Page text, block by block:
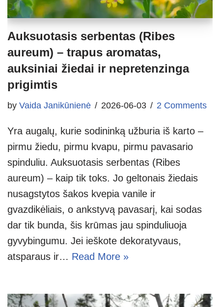
Auksuotasis serbentas (Ribes
aureum) – trapus aromatas,
auksiniai žiedai ir nepretenzinga
prigimtis
by Vaida Janikūnienė 2026-06-03 2 Comments
Yra augalų, kurie sodininką užburia iš karto –
pirmu žiedu, pirmu kvapu, pirmu pavasario
spinduliu. Auksuotasis serbentas (Ribes
aureum) – kaip tik toks. Jo geltonais žiedais
nusagstytos šakos kvepia vanile ir
gvazdikėliais, o ankstyvą pavasarį, kai sodas
dar tik bunda, šis krūmas jau spinduliuoja
gyvybingumu. Jei ieškote dekoratyvaus,
atsparaus ir… Read More »